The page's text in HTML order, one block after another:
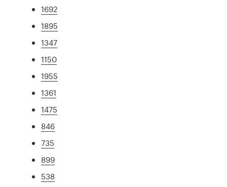
1692
1895
1347
1150
1955
1361
1475
846
735
899
538